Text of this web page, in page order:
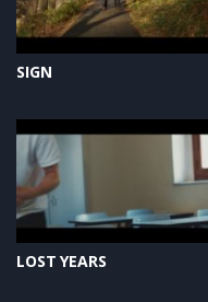
SIGN
LOST YEARS